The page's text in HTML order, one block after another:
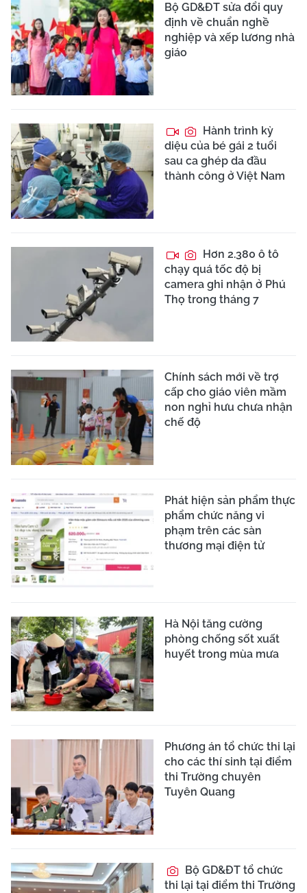
Bộ GD&ĐT sửa đổi quy
định về chuẩn nghề
nghiệp và xếp lương nhà
giáo
Hành trình kỳ
diệu của bé gái 2 tuổi
sau ca ghép da đầu
thành công ở Việt Nam
Hơn 2.380 ô tô
chạy quá tốc độ bị
camera ghi nhận ở Phú
Thọ trong tháng 7
Chính sách mới về trợ
cấp cho giáo viên mầm
non nghỉ hưu chưa nhận
chế độ
Phát hiện sản phẩm thực
phẩm chức năng vi
phạm trên các sàn
thương mại điện tử
Hà Nội tăng cường
phòng chống sốt xuất
huyết trong mùa mưa
Phương án tổ chức thi lại
cho các thí sinh tại điểm
thi Trường chuyên
Tuyên Quang
Bộ GD&ĐT tổ chức
thi lại tại điểm thi Trường